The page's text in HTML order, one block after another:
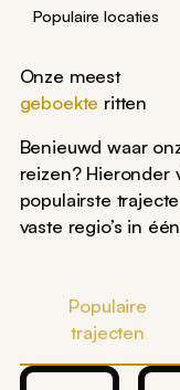
Populaire locaties
Onze meest
geboekte ritten
Benieuwd waar
reizen? Hieronder
populairste
vaste regio’s in
Populaire
trajecten